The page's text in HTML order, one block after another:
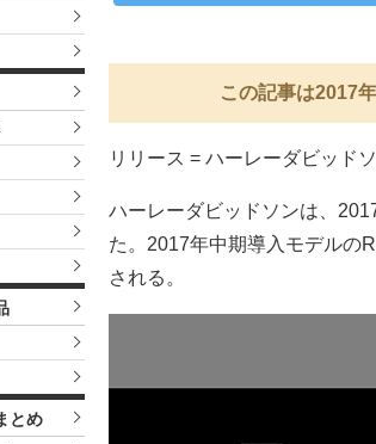
とめ
この記事は2017
リリース = ハーレーダビッド
ハーレーダビッドソンは、
た。2017年中期導入モデルの
される。